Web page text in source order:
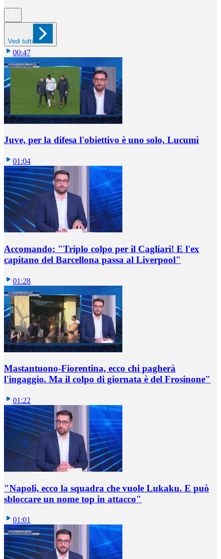
Vedi tutti
00:47
Juve, per la difesa l'obiettivo è uno solo, Lucumì
01:04
Accomando: "Triplo colpo per il Cagliari! E l'ex
capitano del Barcellona passa al Liverpool"
01:28
Mastantuono-Fiorentina, ecco chi pagherà
l'ingaggio. Ma il colpo di giornata è del Frosinone"
01:22
"Napoli, ecco la squadra che vuole Lukaku. E può
sbloccare un nome top in attacco"
01:01